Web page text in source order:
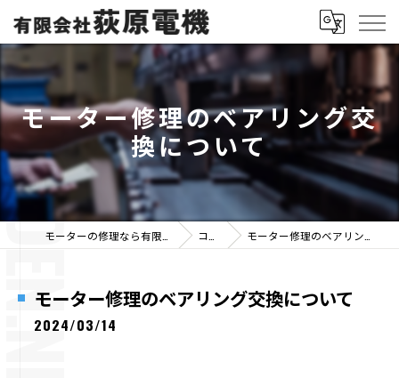
モーター修理のベアリング交
換について
コラム モーター修理のベアリング交換について
モーター修理のベアリング交換について
2024/03/14